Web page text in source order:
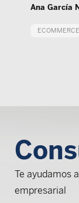
Ana García
ECOMMERCE
Te ayudamos
empresarial